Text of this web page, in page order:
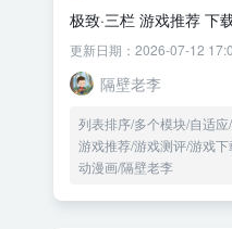
极致·三栏 游戏推荐 下
荐
更新日期：2026-07-12
隔壁老李
列表排序/多个模块/自适
游戏推荐/游戏测评/游戏
动漫画/隔壁老李